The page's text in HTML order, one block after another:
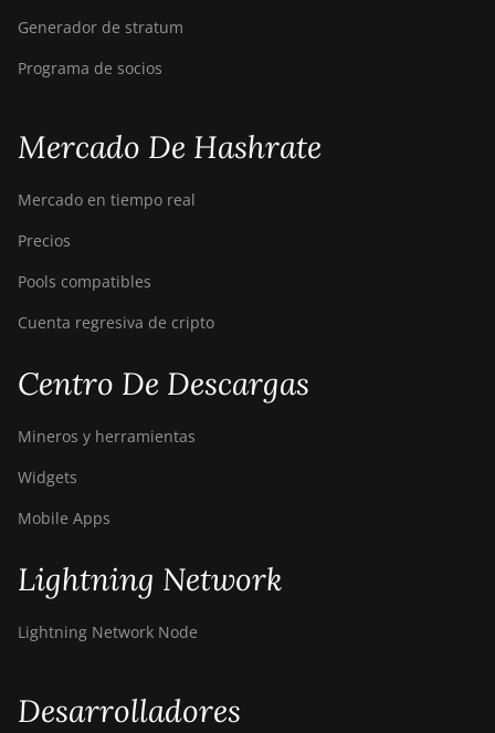
Generador de stratum
Programa de socios
Mercado De Hashrate
Mercado en tiempo real
Precios
Pools compatibles
Cuenta regresiva de cripto
Centro De Descargas
Mineros y herramientas
Widgets
Mobile Apps
Lightning Network
Lightning Network Node
Desarrolladores